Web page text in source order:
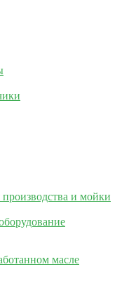
и мойки
масле